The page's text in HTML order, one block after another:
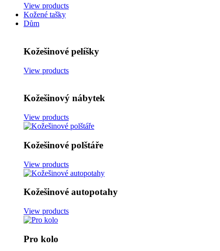
View products
Kožené tašky
Dům
Kožešinové pelíšky
View products
Kožešinový nábytek
View products
Kožešinové polštáře
View products
Kožešinové autopotahy
View products
Pro kolo